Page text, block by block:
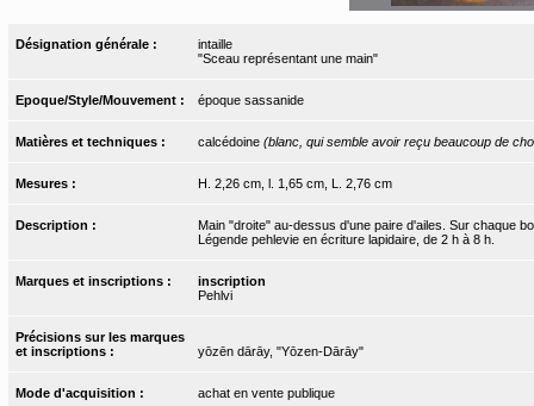
Désignation générale :
intaille
"Sceau représentant une main"
Epoque/Style/Mouvement : époque sassanide
Matières et techniques : calcédoine (blanc, qui semble avoir reçu beaucoup de
Mesures : H. 2,26 cm, l. 1,65 cm, L. 2,76 cm
Description :
Main "droite" au-dessus d'une paire d'ailes. Sur chaque
Légende pehlevie en écriture lapidaire, de 2 h à 8 h.
Marques et inscriptions :
inscription
Pehlvi
Précisions sur les marques
et inscriptions :
yōzēn dārāy, "Yōzen-Dārāy"
Mode d'acquisition : achat en vente publique